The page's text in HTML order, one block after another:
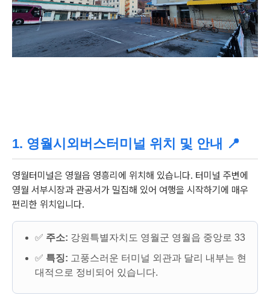
1. 영월시외버스터미널 위치 및 안내 📍
영월터미널은 영월읍 영흥리에 위치해 있습니다. 터미널 주변에
영월 서부시장과 관공서가 밀집해 있어 여행을 시작하기에 매우
편리한 위치입니다.
✅ 주소: 강원특별자치도 영월군 영월읍 중앙로 33
✅ 특징: 고풍스러운 터미널 외관과 달리 내부는 현
대적으로 정비되어 있습니다.